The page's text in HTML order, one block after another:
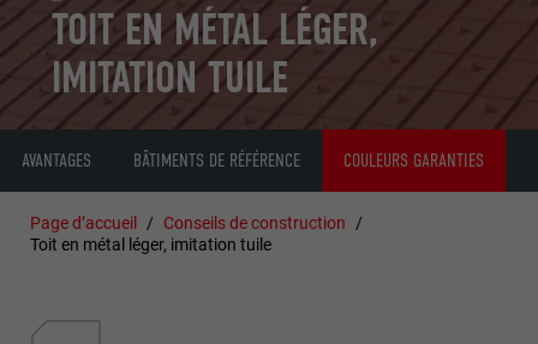
TOIT EN MÉTAL LÉGER,
IMITATION TUILE
AVANTAGES BÂTIMENTS DE RÉFÉRENCE COULEURS GARANTIES
Page d’accueil
Conseils de construction
Toit en métal léger, imitation tuile